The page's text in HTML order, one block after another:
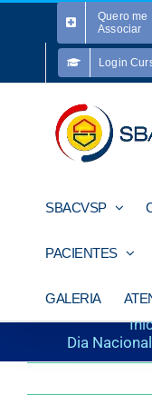
Quero me
Associar
Login
SBACVSP
PACIENTES
GALERIA
Dia